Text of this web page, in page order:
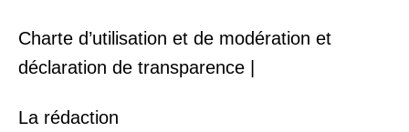
Charte d’utilisation et de modération et
déclaration de transparence |
La rédaction